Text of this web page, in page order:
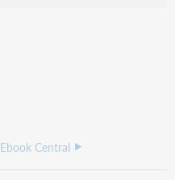
Ebook Central